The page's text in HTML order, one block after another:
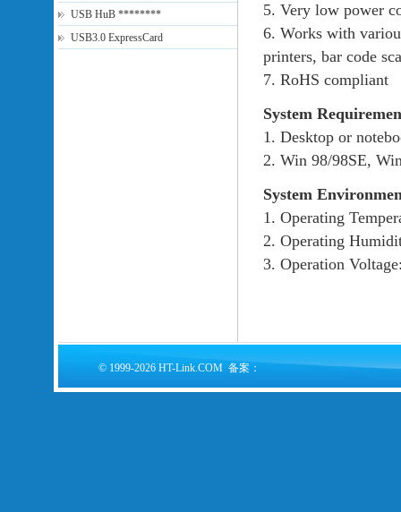
USB HuB ********
USB3.0 ExpressCard
5. Very low power
6. Works with
printers, bar code
7. RoHS compliant
System
1. Desktop or
2. Win 98/98SE,
System
1. Operating
2. Operating
3. Operation
© 1999-2026 HT-Link.COM 备案：